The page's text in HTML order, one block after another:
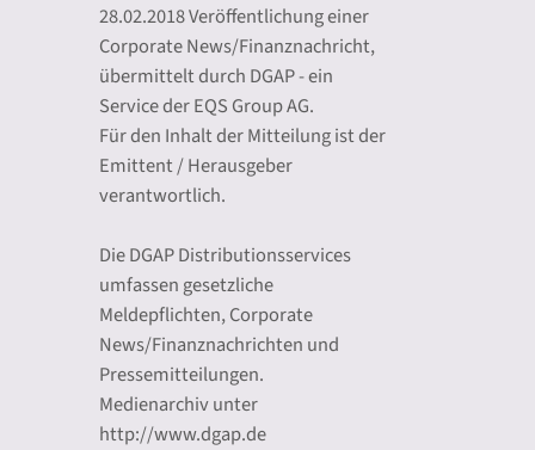
28.02.2018 Veröffentlichung einer
Corporate News/Finanznachricht,
übermittelt durch DGAP - ein
Service der EQS Group AG.
Für den Inhalt der Mitteilung ist der
Emittent / Herausgeber
verantwortlich.
Die DGAP Distributionsservices
umfassen gesetzliche
Meldepflichten, Corporate
News/Finanznachrichten und
Pressemitteilungen.
Medienarchiv unter
http://www.dgap.de